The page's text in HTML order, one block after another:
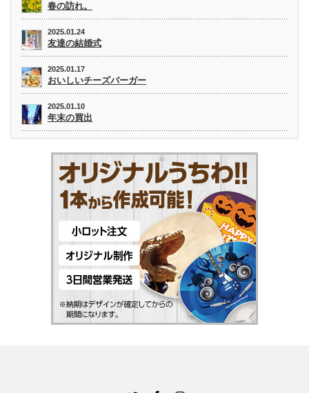
春の訪れ。
2025.01.24
友達の結婚式
2025.01.17
おいしいチーズバーガー
2025.01.10
年末の買出